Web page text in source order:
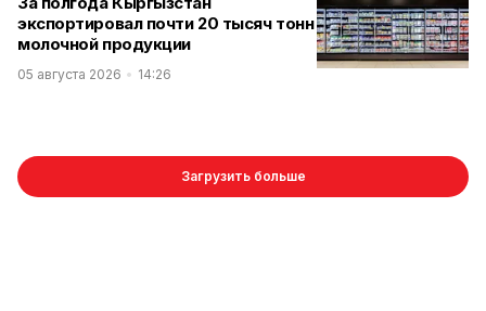
экспортировал почти 20 тысяч тонн
молочной продукции
05 августа 2026 14:26
Загрузить больше